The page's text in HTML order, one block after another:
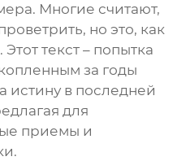
Многие считают,
но это, как
текст – попытка
за годы
истину в последней
для
приемы и